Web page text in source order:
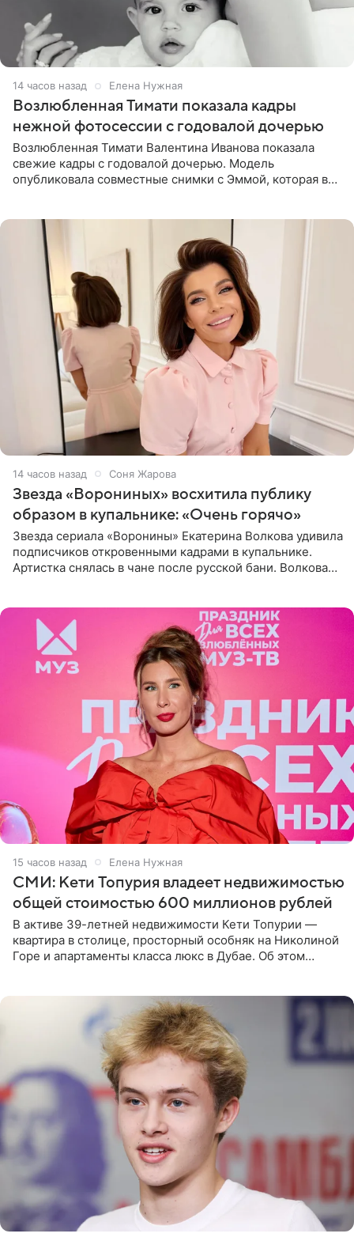
14 часов назад Елена Нужная
Возлюбленная Тимати показала кадры
нежной фотосессии с годовалой дочерью
Возлюбленная Тимати Валентина Иванова показала
свежие кадры с годовалой дочерью. Модель
опубликовала совместные снимки с Эммой, которая в
14 часов назад Соня Жарова
Звезда «Ворониных» восхитила публику
образом в купальнике: «Очень горячо»
Звезда сериала «Воронины» Екатерина Волкова удивила
подписчиков откровенными кадрами в купальнике.
Артистка снялась в чане после русской бани. Волкова
15 часов назад Елена Нужная
СМИ: Кети Топурия владеет недвижимостью
общей стоимостью 600 миллионов рублей
В активе 39-летней недвижимости Кети Топурии —
квартира в столице, просторный особняк на Николиной
Горе и апартаменты класса люкс в Дубае. Об этом